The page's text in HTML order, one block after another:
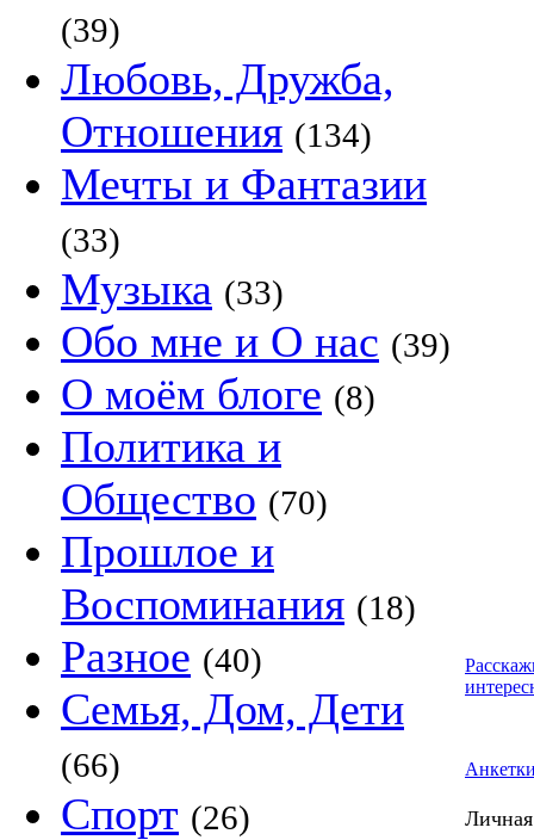
(39)
Любовь, Дружба,
Отношения (134)
Мечты и Фантазии
(33)
Музыка (33)
Обо мне и О нас (39)
О моём блоге (8)
Политика и
Общество (70)
Прошлое и
Воспоминания (18)
Разное (40)
Семья, Дом, Дети
(66)
Спорт (26)